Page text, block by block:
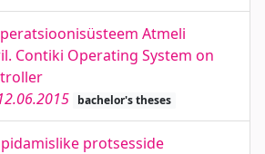
Atmeli
Contiki Operating System on
bachelor's theses
protsesside